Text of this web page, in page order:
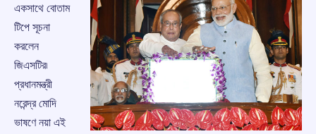
একসাথে বোতাম
টিপে সূচনা
করলেন
জিএসটির৷
প্রধানমন্ত্রী
নরেন্দ্র মোদি
ভাষণে নয়া এই